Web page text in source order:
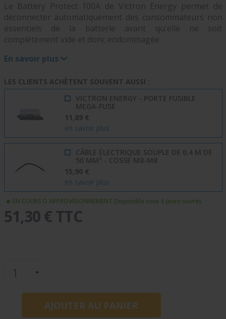
Le Battery Protect 100A de Victron Energy permet de
déconnecter automatiquement des consommateurs non
essentiels de la batterie avant qu'elle ne soit
complètement vide et donc endommagée.
En savoir plus
LES CLIENTS ACHÈTENT SOUVENT AUSSI :
VICTRON ENERGY - PORTE FUSIBLE
MEGA-FUSE
11,89 €
en savoir plus
CÂBLE ÉLECTRIQUE SOUPLE DE 0.4 M DE
50 MM² - COSSE M8-M8
15,90 €
en savoir plus
EN COURS D'APPROVISIONNEMENT Disponible sous 6 jours ouvrés
51,30 € TTC